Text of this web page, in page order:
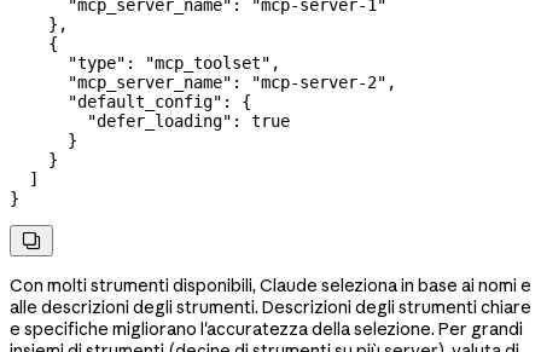
      "mcp_server_name"
:
"mcp-server-1"
    },
    {
      "type"
: "mcp_toolset" ,
      "mcp_server_name"
: "mcp-server-2" ,
      "default_config"
: {
        "defer_loading"
: true
      }
    }
  ]
}

Con molti strumenti disponibili, Claude seleziona in base ai nomi e
alle descrizioni degli strumenti. Descrizioni degli strumenti chiare
e specifiche migliorano l'accuratezza della selezione. Per grandi